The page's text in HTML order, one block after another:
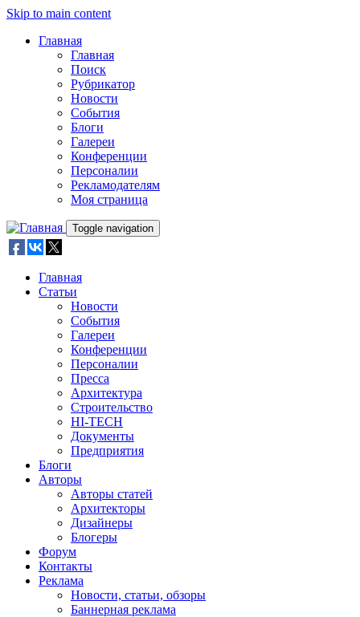
Skip to main content
Главная
Главная
Поиск
Рубрикатор
Новости
События
Блоги
Галереи
Конференции
Персоналии
Рекламодателям
Моя страница
Toggle navigation
Главная
Статьи
Новости
События
Галереи
Конференции
Персоналии
Пресса
Архитектура
Строительство
HI-TECH
Документы
Предприятия
Блоги
Авторы
Авторы статей
Архитекторы
Дизайнеры
Блогеры
Форум
Контакты
Реклама
Новости, статьи, обзоры
Баннерная реклама